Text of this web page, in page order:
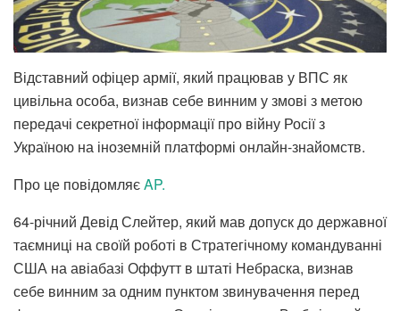
Відставний офіцер армії, який працював у ВПС як
цивільна особа, визнав себе винним у змові з метою
передачі секретної інформації про війну Росії з
Україною на іноземній платформі онлайн-знайомств.
Про це повідомляєAP.
64-річний Девід Слейтер, який мав допуск до державної
таємниці на своїй роботі в Стратегічному командуванні
США на авіабазі Оффутт в штаті Небраска, визнав
себе винним за одним пунктом звинувачення перед